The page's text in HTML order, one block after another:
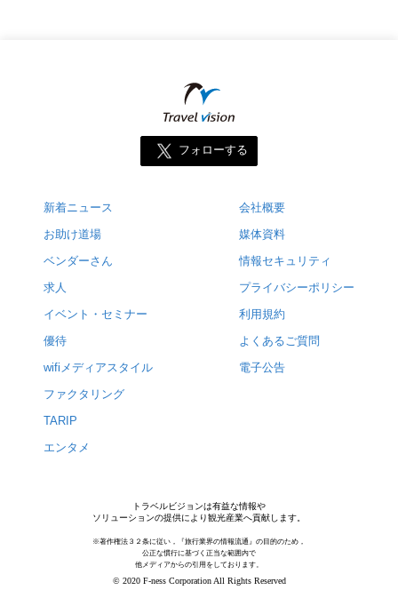
フォローする
新着ニュース
お助け道場
ベンダーさん
求人
イベント・セミナー
優待
wifiメディアスタイル
ファクタリング
TARIP
エンタメ
会社概要
媒体資料
情報セキュリティ
プライバシーポリシー
利用規約
よくあるご質問
電子公告
トラベルビジョンは有益な情報や
ソリューションの提供により観光産業へ貢献します。
※著作権法３２条に従い，『旅行業界の情報流通』の目的のため，
公正な慣行に基づく正当な範囲内で
他メディアからの引用をしております。
© 2020 F-ness Corporation All Rights Reserved